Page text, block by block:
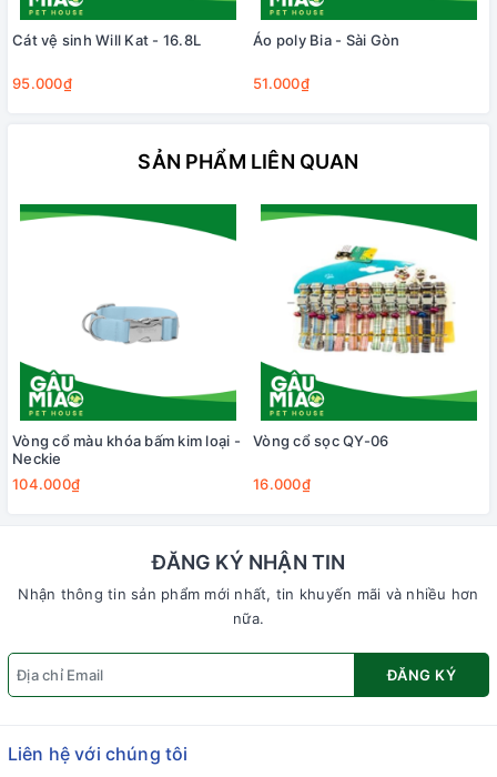
Cát vệ sinh Will Kat - 16.8L
95.000₫
Áo poly Bia - Sài Gòn
51.000₫
SẢN PHẨM LIÊN QUAN
Vòng cổ màu khóa bấm kim loại -
Neckie
104.000₫
Vòng cổ sọc QY-06
16.000₫
ĐĂNG KÝ NHẬN TIN
Nhận thông tin sản phẩm mới nhất, tin khuyến mãi và nhiều hơn
nữa.
ĐĂNG KÝ
Liên hệ với chúng tôi